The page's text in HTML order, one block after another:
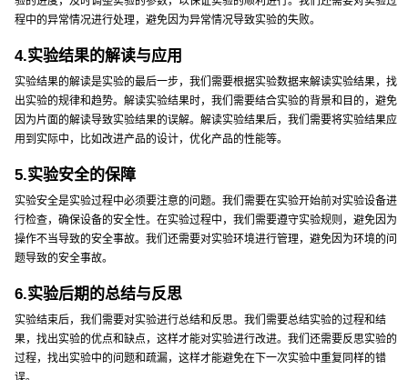
程中的异常情况进行处理，避免因为异常情况导致实验的失败。
4.实验结果的解读与应用
实验结果的解读是实验的最后一步，我们需要根据实验数据来解读实验结果，找
出实验的规律和趋势。解读实验结果时，我们需要结合实验的背景和目的，避免
因为片面的解读导致实验结果的误解。解读实验结果后，我们需要将实验结果应
用到实际中，比如改进产品的设计，优化产品的性能等。
5.实验安全的保障
实验安全是实验过程中必须要注意的问题。我们需要在实验开始前对实验设备进
行检查，确保设备的安全性。在实验过程中，我们需要遵守实验规则，避免因为
操作不当导致的安全事故。我们还需要对实验环境进行管理，避免因为环境的问
题导致的安全事故。
6.实验后期的总结与反思
实验结束后，我们需要对实验进行总结和反思。我们需要总结实验的过程和结
果，找出实验的优点和缺点，这样才能对实验进行改进。我们还需要反思实验的
过程，找出实验中的问题和疏漏，这样才能避免在下一次实验中重复同样的错
误。